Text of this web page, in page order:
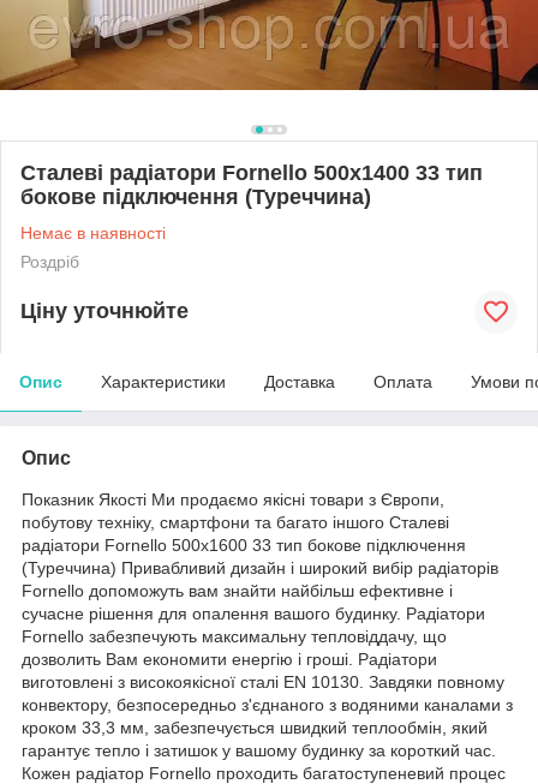
Сталеві радіатори Fornello 500х1400 33 тип
бокове підключення (Туреччина)
Немає в наявності
Роздріб
Ціну уточнюйте
Опис Характеристики Доставка Оплата Умови
Опис
Показник Якості Ми продаємо якісні товари з Європи,
побутову техніку, смартфони та багато іншого Сталеві
радіатори Fornello 500х1600 33 тип бокове підключення
(Туреччина) Привабливий дизайн і широкий вибір радіаторів
Fornello допоможуть вам знайти найбільш ефективне і
сучасне рішення для опалення вашого будинку. Радіатори
Fornello забезпечують максимальну тепловіддачу, що
дозволить Вам економити енергію і гроші. Радіатори
виготовлені з високоякісної сталі EN 10130. Завдяки повному
конвектору, безпосередньо з'єднаного з водяними каналами з
кроком 33,3 мм, забезпечується швидкий теплообмін, який
гарантує тепло і затишок у вашому будинку за короткий час.
Кожен радіатор Fornello проходить багатоступеневий процес